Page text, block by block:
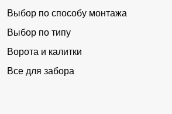
Выбор по способу монтажа
Выбор по типу
Ворота и калитки
Все для забора